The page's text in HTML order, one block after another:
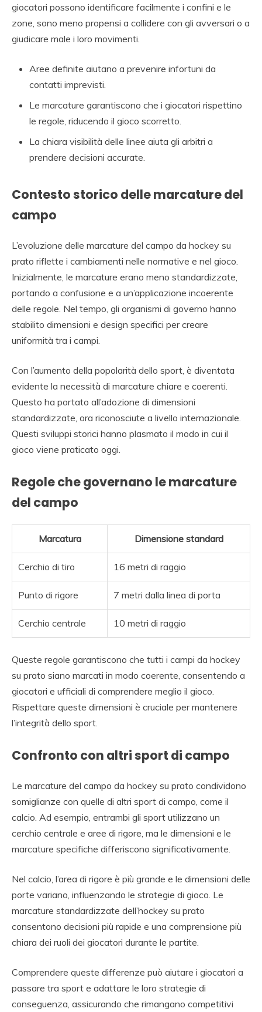
giocatori possono identificare facilmente i confini e le
zone, sono meno propensi a collidere con gli avversari o a
giudicare male i loro movimenti.
Aree definite aiutano a prevenire infortuni da
contatti imprevisti.
Le marcature garantiscono che i giocatori rispettino
le regole, riducendo il gioco scorretto.
La chiara visibilità delle linee aiuta gli arbitri a
prendere decisioni accurate.
Contesto storico delle marcature del
campo
L’evoluzione delle marcature del campo da hockey su
prato riflette i cambiamenti nelle normative e nel gioco.
Inizialmente, le marcature erano meno standardizzate,
portando a confusione e a un’applicazione incoerente
delle regole. Nel tempo, gli organismi di governo hanno
stabilito dimensioni e design specifici per creare
uniformità tra i campi.
Con l’aumento della popolarità dello sport, è diventata
evidente la necessità di marcature chiare e coerenti.
Questo ha portato all’adozione di dimensioni
standardizzate, ora riconosciute a livello internazionale.
Questi sviluppi storici hanno plasmato il modo in cui il
gioco viene praticato oggi.
Regole che governano le marcature
del campo
Marcatura Dimensione standard
Cerchio di tiro 16 metri di raggio
Punto di rigore 7 metri dalla linea di porta
Cerchio centrale 10 metri di raggio
Queste regole garantiscono che tutti i campi da hockey
su prato siano marcati in modo coerente, consentendo a
giocatori e ufficiali di comprendere meglio il gioco.
Rispettare queste dimensioni è cruciale per mantenere
l’integrità dello sport.
Confronto con altri sport di campo
Le marcature del campo da hockey su prato condividono
somiglianze con quelle di altri sport di campo, come il
calcio. Ad esempio, entrambi gli sport utilizzano un
cerchio centrale e aree di rigore, ma le dimensioni e le
marcature specifiche differiscono significativamente.
Nel calcio, l’area di rigore è più grande e le dimensioni delle
porte variano, influenzando le strategie di gioco. Le
marcature standardizzate dell’hockey su prato
consentono decisioni più rapide e una comprensione più
chiara dei ruoli dei giocatori durante le partite.
Comprendere queste differenze può aiutare i giocatori a
passare tra sport e adattare le loro strategie di
conseguenza, assicurando che rimangano competitivi